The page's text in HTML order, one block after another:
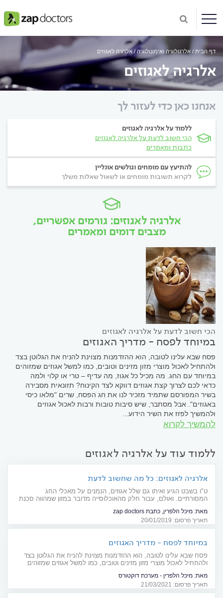
דף הבית אלרגולוגיה ואימונולוגיה אלרגיה לאגוזים
אלרגיה לאגוזים
אנחנו כאן כדי לעזור לך
ללמוד על אלרגיה לאגוזים
הכי חשוב לדעת על אלרגיה לאגוזים
כתבות ומאמרים
להתיעץ עם מומחים וגולשים אונליין
לקרוא תשובות מומחים או לשאול שאלות משלך
אלרגיה לאגוזים: גורמים אפשריים,
מצבים דומים ומאמרים
הכי חשוב לדעת על אלרגיה לאגוזים
במיוחד לפסח - מדריך האגוזים
פסח שבא עלינו לטובה, הוא ההזדמנות מצוינת להניח את הגלוטן בצד
ולהתחיל לאכול מוצרי מזון מזינים וטובים, כמו למשל אגוזים שמזוהים
במיוחד עם החג. מה מכיל כל אגוז, מה עדיף – טרי או קלוי ולמה
כדאי לכם לצרוך קצת אגוזים דווקא לצד הקינוח? תזונאית מסבירה
בשיר המפורסם שתמיד מזכיר לנו את חג הפסח, שרים "מלאו כיסי
באגוזים". אבל מסתבר, שיש סיבות טובות ורבות לאכול אגוזים
ולהמשיך לפזז את השיר הידוע...
להמשיך לקרוא
ללמוד עוד על אלרגיה לאגוזים
אלרגיה לאגוזים: כל מה שחשוב לדעת
ט"ו בשבט הגיע ואיתו גם שלל אגוזים, הנמנים על מאכלי החג
המסורתיים. ואולם, עבור חלק מהאוכלוסייה מדובר במזון שמהווה סכנת
השכיחות ביותר למזון, כאשר בקרב ילדים אחוזי השכיחות אף גבוהים
יותר. איך מתבצע אבחון לקיומה של ארגיה לאגוזים? האם קיים טיפול
שעשוי לסייע בריפוי? כל התשובות לכל השאלות
מאת: מיכל הלפרין, כתבת zap doctors
תאריך פרסום: 20/01/2019
במיוחד לפסח - מדריך האגוזים
פסח שבא עלינו לטובה, הוא ההזדמנות מצוינת להניח את הגלוטן בצד
ולהתחיל לאכול מוצרי מזון מזינים וטובים, כמו למשל אגוזים שמזוהים
לכם לצרוך קצת אגוזים דווקא לצד הקינוח? תזונאית מסבירה
מאת: מיכל הלפרין - מערכת דוקטורס
תאריך פרסום: 21/03/2021